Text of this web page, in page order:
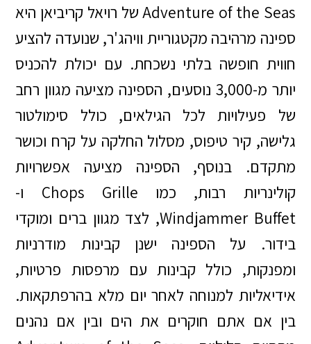
Adventure of the Seas של רויאל קריביאן היא
ספינה מרהיבה מקטגוריית וויהג'ר, שנועדה להציע
חווית חופשה בלתי נשכחת. עם יכולת להכניס
יותר מ-3,000 נוסעים, הספינה מציעה מגוון רחב
של פעילויות לכל הגילאים, כולל סימולטור
גלישה, קיר טיפוס, מסלול החלקה על קרח וכושר
מתקדם. בנוסף, הספינה מציעה אפשרויות
קולינריות רבות, כמו Chops Grille ו-
Windjammer Buffet, לצד מגוון ברים ומוקדי
בידור. על הספינה ישנן קבינות מודרניות
ומפנקות, כולל קבינות עם מרפסות פרטיות,
אידיאליות למנוחה לאחר יום מלא בהרפתקאות.
בין אם אתם חוקרים את הים ובין אם נהנים